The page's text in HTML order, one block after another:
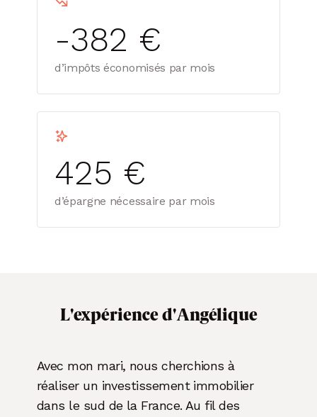
-382 €
d’impôts économisés par mois
425 €
d’épargne nécessaire par mois
L'expérience d'Angélique
Avec mon mari, nous cherchions à
réaliser un investissement immobilier
dans le sud de la France. Au fil des